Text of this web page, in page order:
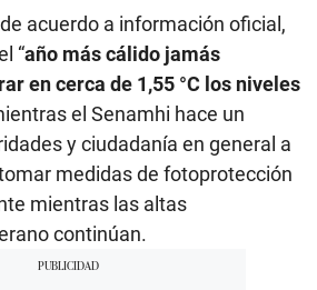
acuerdo a información oficial,
“año más cálido jamás
en cerca de 1,55 °C los niveles
el Senamhi hace un
y ciudadanía en general a
medidas de fotoprotección
mientras las altas
continúan.